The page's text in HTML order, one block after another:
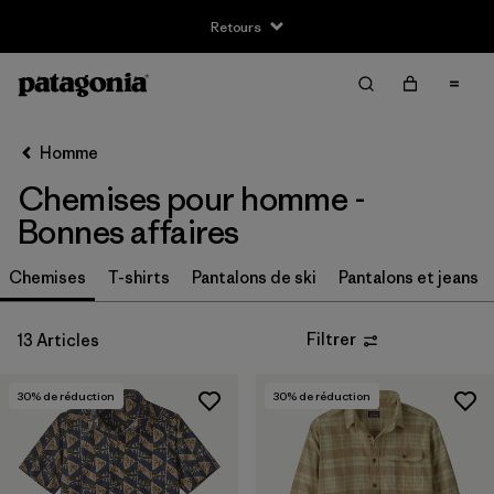
Retours
Filtrer par
Taille
XL (11)
XXL (10)
Homme
Chemises pour homme -
Bonnes affaires
Chemises T-shirts Pantalons de ski Pantalons et jeans
13 Articles Filtrer
30% de réduction 30% de réduction